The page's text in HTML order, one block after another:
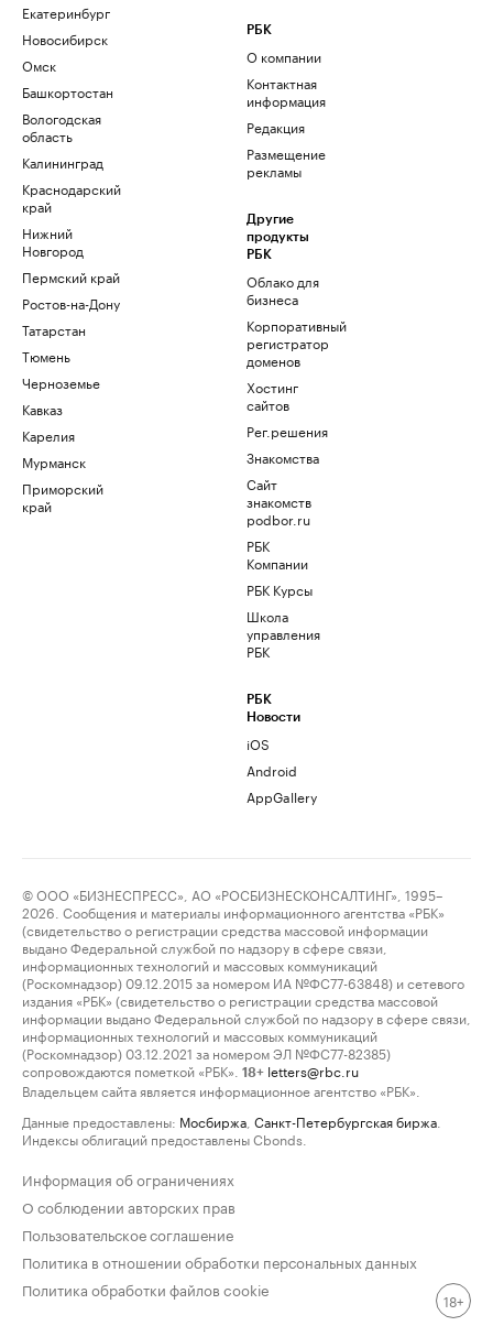
Екатеринбург
Новосибирск
Омск
Башкортостан
Вологодская
область
Калининград
Краснодарский
край
Нижний
Новгород
Пермский край
Ростов-на-Дону
Татарстан
Тюмень
Черноземье
Кавказ
Карелия
Мурманск
Приморский
край
РБК
О компании
Контактная
информация
Редакция
Размещение
рекламы
Другие
продукты
РБК
Облако для
бизнеса
Корпоративный
регистратор
доменов
Хостинг
сайтов
Рег.решения
Знакомства
Сайт
знакомств
podbor.ru
РБК
Компании
РБК Курсы
Школа
управления
РБК
РБК
Новости
iOS
Android
AppGallery
© ООО «БИЗНЕСПРЕСС», АО «РОСБИЗНЕСКОНСАЛТИНГ», 1995–
2026. Сообщения и материалы информационного агентства «РБК»
(свидетельство о регистрации средства массовой информации
выдано Федеральной службой по надзору в сфере связи,
информационных технологий и массовых коммуникаций
(Роскомнадзор) 09.12.2015 за номером ИА №ФС77-63848) и сетевого
издания «РБК» (свидетельство о регистрации средства массовой
информации выдано Федеральной службой по надзору в сфере связи,
информационных технологий и массовых коммуникаций
(Роскомнадзор) 03.12.2021 за номером ЭЛ №ФС77-82385)
сопровождаются пометкой «РБК».
18+ letters@rbc.ru
Владельцем сайта является информационное агентство «РБК».
Данные предоставлены: Мосбиржа Санкт-Петербургская биржа
Индексы облигаций предоставлены Cbonds.
Информация об ограничениях
О соблюдении авторских прав
Пользовательское соглашение
Политика в отношении обработки персональных данных
Политика обработки файлов cookie
18+